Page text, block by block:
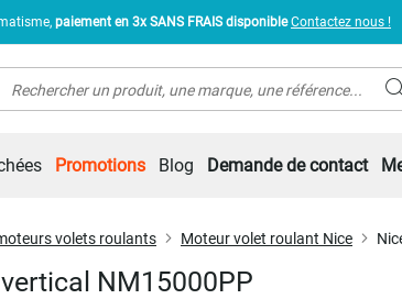
paiement en 3x SANS FRAIS disponible Contactez nous !
Promotions Blog Demande de contact
volets roulants Moteur volet roulant Nice
NM15000PP